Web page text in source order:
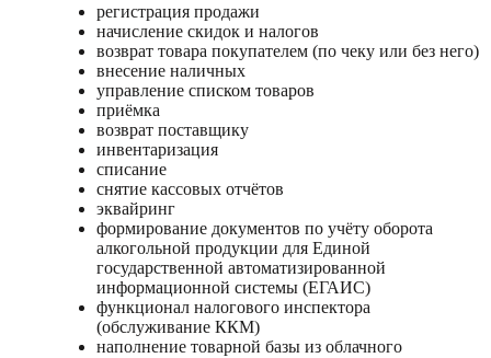
регистрация продажи
начисление скидок и налогов
возврат товара покупателем (по чеку или без него)
внесение наличных
управление списком товаров
приёмка
возврат поставщику
инвентаризация
списание
снятие кассовых отчётов
эквайринг
формирование документов по учёту оборота
алкогольной продукции для Единой
государственной автоматизированной
информационной системы (ЕГАИС)
функционал налогового инспектора
(обслуживание ККМ)
наполнение товарной базы из облачного